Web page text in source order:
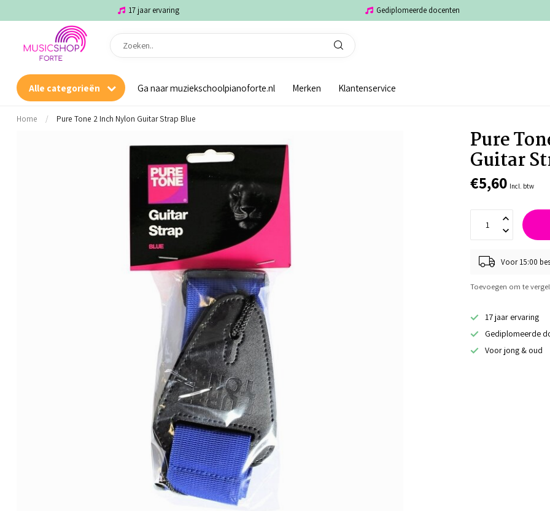
17 jaar ervaring Gediplomeerde docenten
Alle categorieën Ga naar muziekschoolpianoforte.nl Merken Klantenservice
Home / Pure Tone 2 Inch Nylon Guitar Strap Blue
Pure
Guitar
€5,60 Incl. btw
Voor 15:00
Toevoegen om te
17 jaar ervaring
Gediplomeerde
Voor jong & oud